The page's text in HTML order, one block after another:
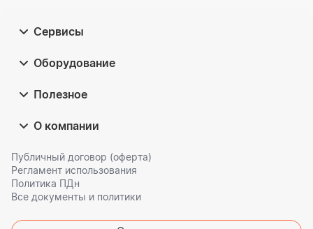
Сервисы
Оборудование
Полезное
О компании
Публичный договор (оферта)
Регламент использования
Политика ПДн
Все документы и политики